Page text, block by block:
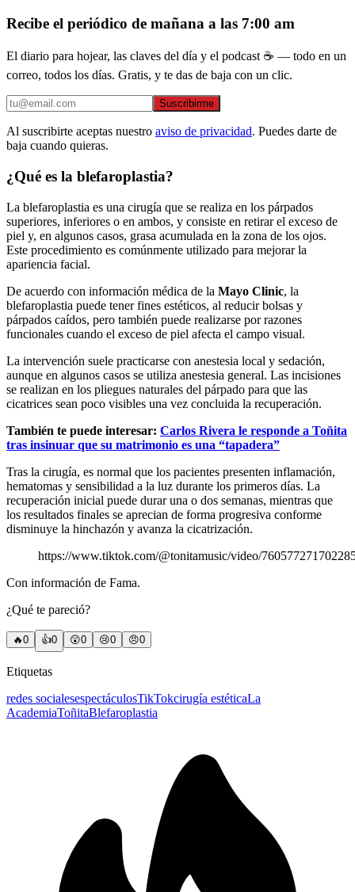
Recibe el periódico de mañana a las 7:00 am
El diario para hojear, las claves del día y el podcast ☕ — todo en un
correo, todos los días. Gratis, y te das de baja con un clic.
Suscribirme
Al suscribirte aceptas nuestro aviso de privacidad. Puedes darte de
baja cuando quieras.
¿Qué es la blefaroplastia?
La blefaroplastia es una cirugía que se realiza en los párpados
superiores, inferiores o en ambos, y consiste en retirar el exceso de
piel y, en algunos casos, grasa acumulada en la zona de los ojos.
Este procedimiento es comúnmente utilizado para mejorar la
apariencia facial.
De acuerdo con información médica de la Mayo Clinic, la
blefaroplastia puede tener fines estéticos, al reducir bolsas y
párpados caídos, pero también puede realizarse por razones
funcionales cuando el exceso de piel afecta el campo visual.
La intervención suele practicarse con anestesia local y sedación,
aunque en algunos casos se utiliza anestesia general. Las incisiones
se realizan en los pliegues naturales del párpado para que las
cicatrices sean poco visibles una vez concluida la recuperación.
También te puede interesar: Carlos Rivera le responde a Toñita
tras insinuar que su matrimonio es una “tapadera”
Tras la cirugía, es normal que los pacientes presenten inflamación,
hematomas y sensibilidad a la luz durante los primeros días. La
recuperación inicial puede durar una o dos semanas, mientras que
los resultados finales se aprecian de forma progresiva conforme
disminuye la hinchazón y avanza la cicatrización.
https://www.tiktok.com/@tonitamusic/video/
Con información de Fama.
¿Qué te pareció?
🔥0 👍0 😲0 😢0 😠0
Etiquetas
redes socialesespectáculosTikTokcirugía estéticaLa
AcademiaToñitaBlefaroplastia